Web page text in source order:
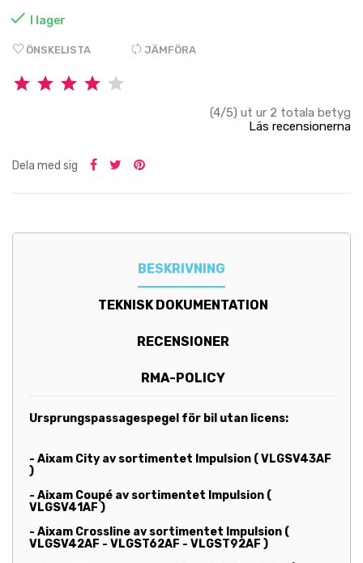
 I lager
ÖNSKELISTA JÄMFÖRA
(4/5) ut ur 2 totala betyg
Läs recensionerna
Dela med sig
BESKRIVNING
TEKNISK DOKUMENTATION
RECENSIONER
RMA-POLICY
Ursprungspassagespegel för bil utan licens:
- Aixam City av sortimentet Impulsion ( VLGSV43AF
)
- Aixam Coupé av sortimentet Impulsion (
VLGSV41AF )
- Aixam Crossline av sortimentet Impulsion (
VLGSV42AF - VLGST62AF - VLGST92AF )